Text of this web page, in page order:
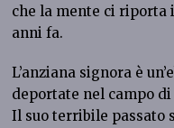
che la mente ci riporta
anni fa.
L’anziana signora è
deportate nel campo
Il suo terribile passato